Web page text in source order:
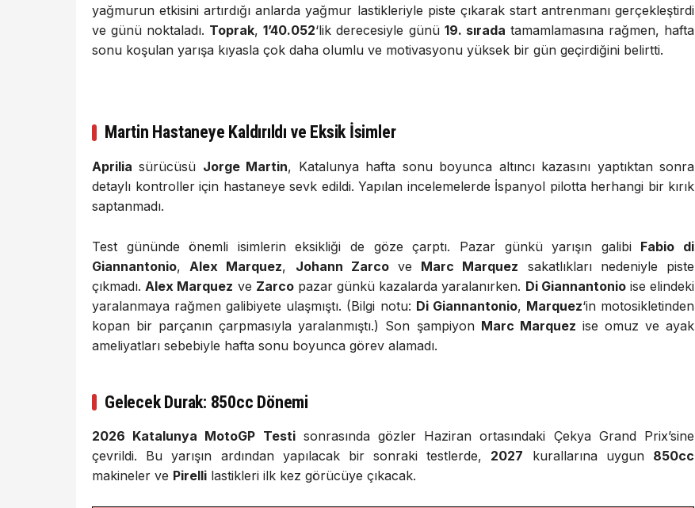
yağmurun etkisini artırdığı anlarda yağmur lastikleriyle piste çıkarak start antrenmanı gerçekleştirdi
ve günü noktaladı. Toprak,1’40.052‘lik derecesiyle günü 19. sırada tamamlamasına rağmen, hafta
sonu koşulan yarışa kıyasla çok daha olumlu ve motivasyonu yüksek bir gün geçirdiğini belirtti.
Martin Hastaneye Kaldırıldı ve Eksik İsimler
Aprilia sürücüsü Jorge Martin, Katalunya hafta sonu boyunca altıncı kazasını yaptıktan sonra
detaylı kontroller için hastaneye sevk edildi. Yapılan incelemelerde İspanyol pilotta herhangi bir kırık
saptanmadı.
Test gününde önemli isimlerin eksikliği de göze çarptı. Pazar günkü yarışın galibi Fabio di
Giannantonio, Alex Marquez, Johann Zarcove Marc Marquez sakatlıkları nedeniyle piste
çıkmadı. Alex Marquez ve Zarcopazar günkü kazalarda yaralanırken. Di Giannantonioise elindeki
yaralanmaya rağmen galibiyete ulaşmıştı. (Bilgi notu: Di Giannantonio, Marquez‘in motosikletinden
kopan bir parçanın çarpmasıyla yaralanmıştı.) Son şampiyon Marc Marquez ise omuz ve ayak
ameliyatları sebebiyle hafta sonu boyunca görev alamadı.
Gelecek Durak: 850cc Dönemi
2026 Katalunya MotoGP Testisonrasında gözler Haziran ortasındaki Çekya Grand Prix’sine
çevrildi. Bu yarışın ardından yapılacak bir sonraki testlerde, 2027 kurallarına uygun 850cc
makineler ve Pirelli lastikleri ilk kez görücüye çıkacak.